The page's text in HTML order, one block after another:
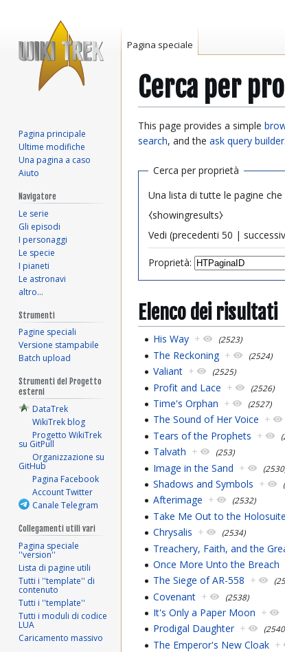
Cerca per
Vai
alla
Vai
alla
This page provides a simple
search, and the ask query builder.
Cerca per proprietà
Una lista di tutte le pagine
⧼showingresults⧽
Vedi (precedenti 50 |
Proprietà:
Elenco dei risultati
His Way + (2523)
The Reckoning + (2524)
Valiant + (2525)
Profit and Lace + (2526)
Time's Orphan + (2527)
The Sound of Her Voice +
Tears of the Prophets +
Talvath + (253)
Image in the Sand +
Shadows and Symbols +
Afterimage + (2532)
Take Me Out to the Holosuite
Chrysalis + (2534)
Treachery, Faith, and the
Once More Unto the Breach
The Siege of AR-558 +
Covenant + (2538)
It's Only a Paper Moon +
Prodigal Daughter +
The Emperor's New Cloak +
Pagina speciale
Pagina principale
Ultime modifiche
Una pagina a caso
Aiuto
Navigatore
Le serie
Gli episodi
I personaggi
Le specie
I pianeti
Le astronavi
altro…
Strumenti
Pagine speciali
Versione stampabile
Batch upload
Strumenti del Progetto
esterni
DataTrek
WikiTrek blog
Progetto WikiTrek
su GitPull
Organizzazione su
GitHub
Pagina Facebook
Account Twitter
Canale Telegram
Collegamenti utili vari
Pagina speciale
''version''
Lista di pagine utili
Tutti i ''template'' di
contenuto
Tutti i ''template''
Tutti i moduli di codice
LUA
Caricamento massivo